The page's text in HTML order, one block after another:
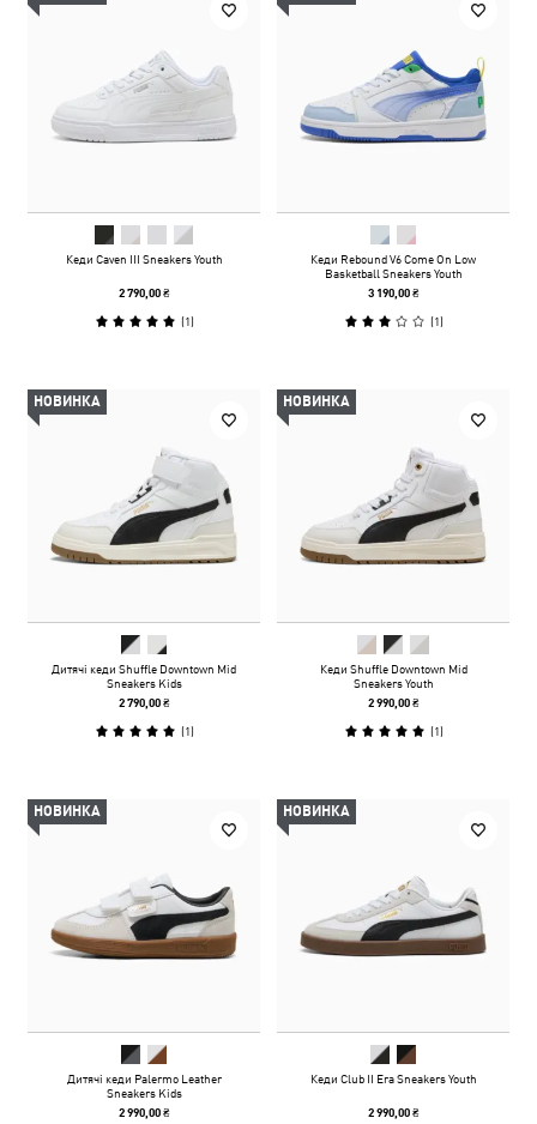
Кеди Caven III Sneakers Youth
2 790,00 ₴
(1)
Кеди Rebound V6 Come On Low
Basketball Sneakers Youth
3 190,00 ₴
(1)
НОВИНКА
Дитячі кеди Shuffle Downtown Mid
Sneakers Kids
2 790,00 ₴
(1)
НОВИНКА
Кеди Shuffle Downtown Mid
Sneakers Youth
2 990,00 ₴
(1)
НОВИНКА
Дитячі кеди Palermo Leather
Sneakers Kids
2 990,00 ₴
НОВИНКА
Кеди Club II Era Sneakers Youth
2 990,00 ₴